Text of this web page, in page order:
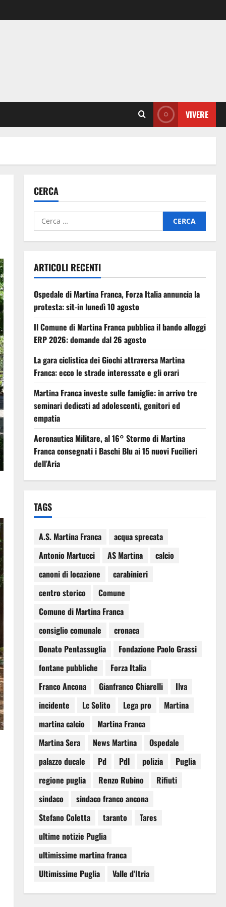
VIVERE
CERCA
ARTICOLI RECENTI
Ospedale di Martina Franca, Forza Italia annuncia la
protesta: sit-in lunedì 10 agosto
Il Comune di Martina Franca pubblica il bando alloggi
ERP 2026: domande dal 26 agosto
La gara ciclistica dei Giochi attraversa Martina
Franca: ecco le strade interessate e gli orari
Martina Franca investe sulle famiglie: in arrivo tre
seminari dedicati ad adolescenti, genitori ed
empatia
Aeronautica Militare, al 16° Stormo di Martina
Franca consegnati i Baschi Blu ai 15 nuovi Fucilieri
dell’Aria
TAGS
A.S. Martina Franca
acqua sprecata
Antonio Martucci
AS Martina
calcio
canoni di locazione
carabinieri
centro storico
Comune
Comune di Martina Franca
consiglio comunale
cronaca
Donato Pentassuglia
Fondazione Paolo Grassi
fontane pubbliche
Forza Italia
Franco Ancona
Gianfranco Chiarelli
Ilva
incidente
Lc Solito Lega pro
Martina
martina calcio
Martina Franca
Martina Sera
News Martina
Ospedale
palazzo ducale
Pd Pdl polizia
Puglia
regione puglia
Renzo Rubino
Rifiuti
sindaco
sindaco franco ancona
Stefano Coletta
taranto
Tares
ultime notizie Puglia
ultimissime martina franca
Ultimissime Puglia
Valle d'Itria